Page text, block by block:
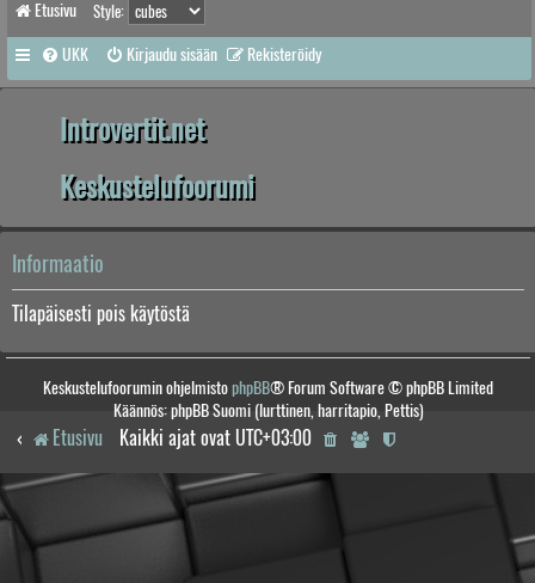
Etusivu Style:
UKK Kirjaudu sisään Rekisteröidy
Introvertit.net
Keskustelufoorumi
Informaatio
Tilapäisesti pois käytöstä
Keskustelufoorumin ohjelmistophpBB® Forum Software © phpBB Limited
Käännös: phpBB Suomi (lurttinen, harritapio, Pettis)
Etusivu Kaikki ajat ovat UTC+03:00